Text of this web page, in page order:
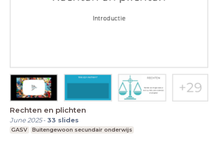
Rechten en plichten
June 2025-33 slides
GASV Buitengewoon secundair onderwijs